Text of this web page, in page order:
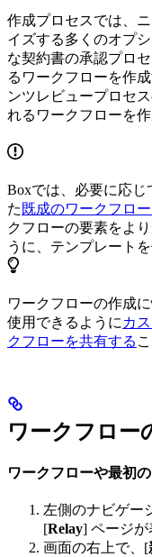
作成プロセスでは、
イズする多くのオプ
な契約書の承認プロ
るワークフローを作
ンツレビュープロセ
れるワークフローを
Boxでは、必要に応じ
た 既成のワークフロ
クフローの要素をよ
うに、テンプレート
ワークフローの作成
使用できるように カ
クフローを共有する
ワークフロー
ワークフローや最初
左側のナビゲー
[Relay] ページが
画面の右上で、[